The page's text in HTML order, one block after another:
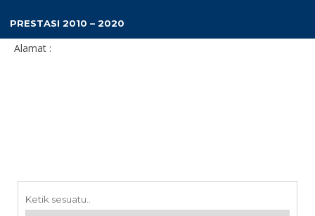
PRESTASI 2010 – 2020
Jenis GTK : GURU
Alamat :